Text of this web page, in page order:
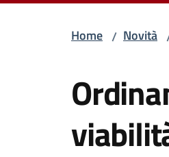
Home / Novità